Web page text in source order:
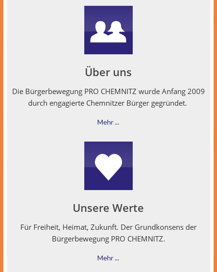
Über uns
Die Bürg­er­be­we­gung PRO CHEMNITZ wurde Anfang 2009
durch engagierte Chem­nitzer Bürg­er gegründet.
Mehr ...
Unsere Werte
Für Frei­heit, Heimat, Zukun­ft. Der Grund­kon­sens der
Bürg­er­be­we­gung PRO CHEMNITZ.
Mehr ...